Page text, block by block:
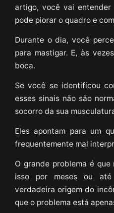
artigo, você vai
pode piorar o quadro e
Durante o dia, você
para mastigar. E, às
boca.
Se você se identificou
esses sinais não são
socorro da sua
Eles apontam para um
frequentemente mal
O grande problema é
isso por meses ou
verdadeira origem do
que o problema está